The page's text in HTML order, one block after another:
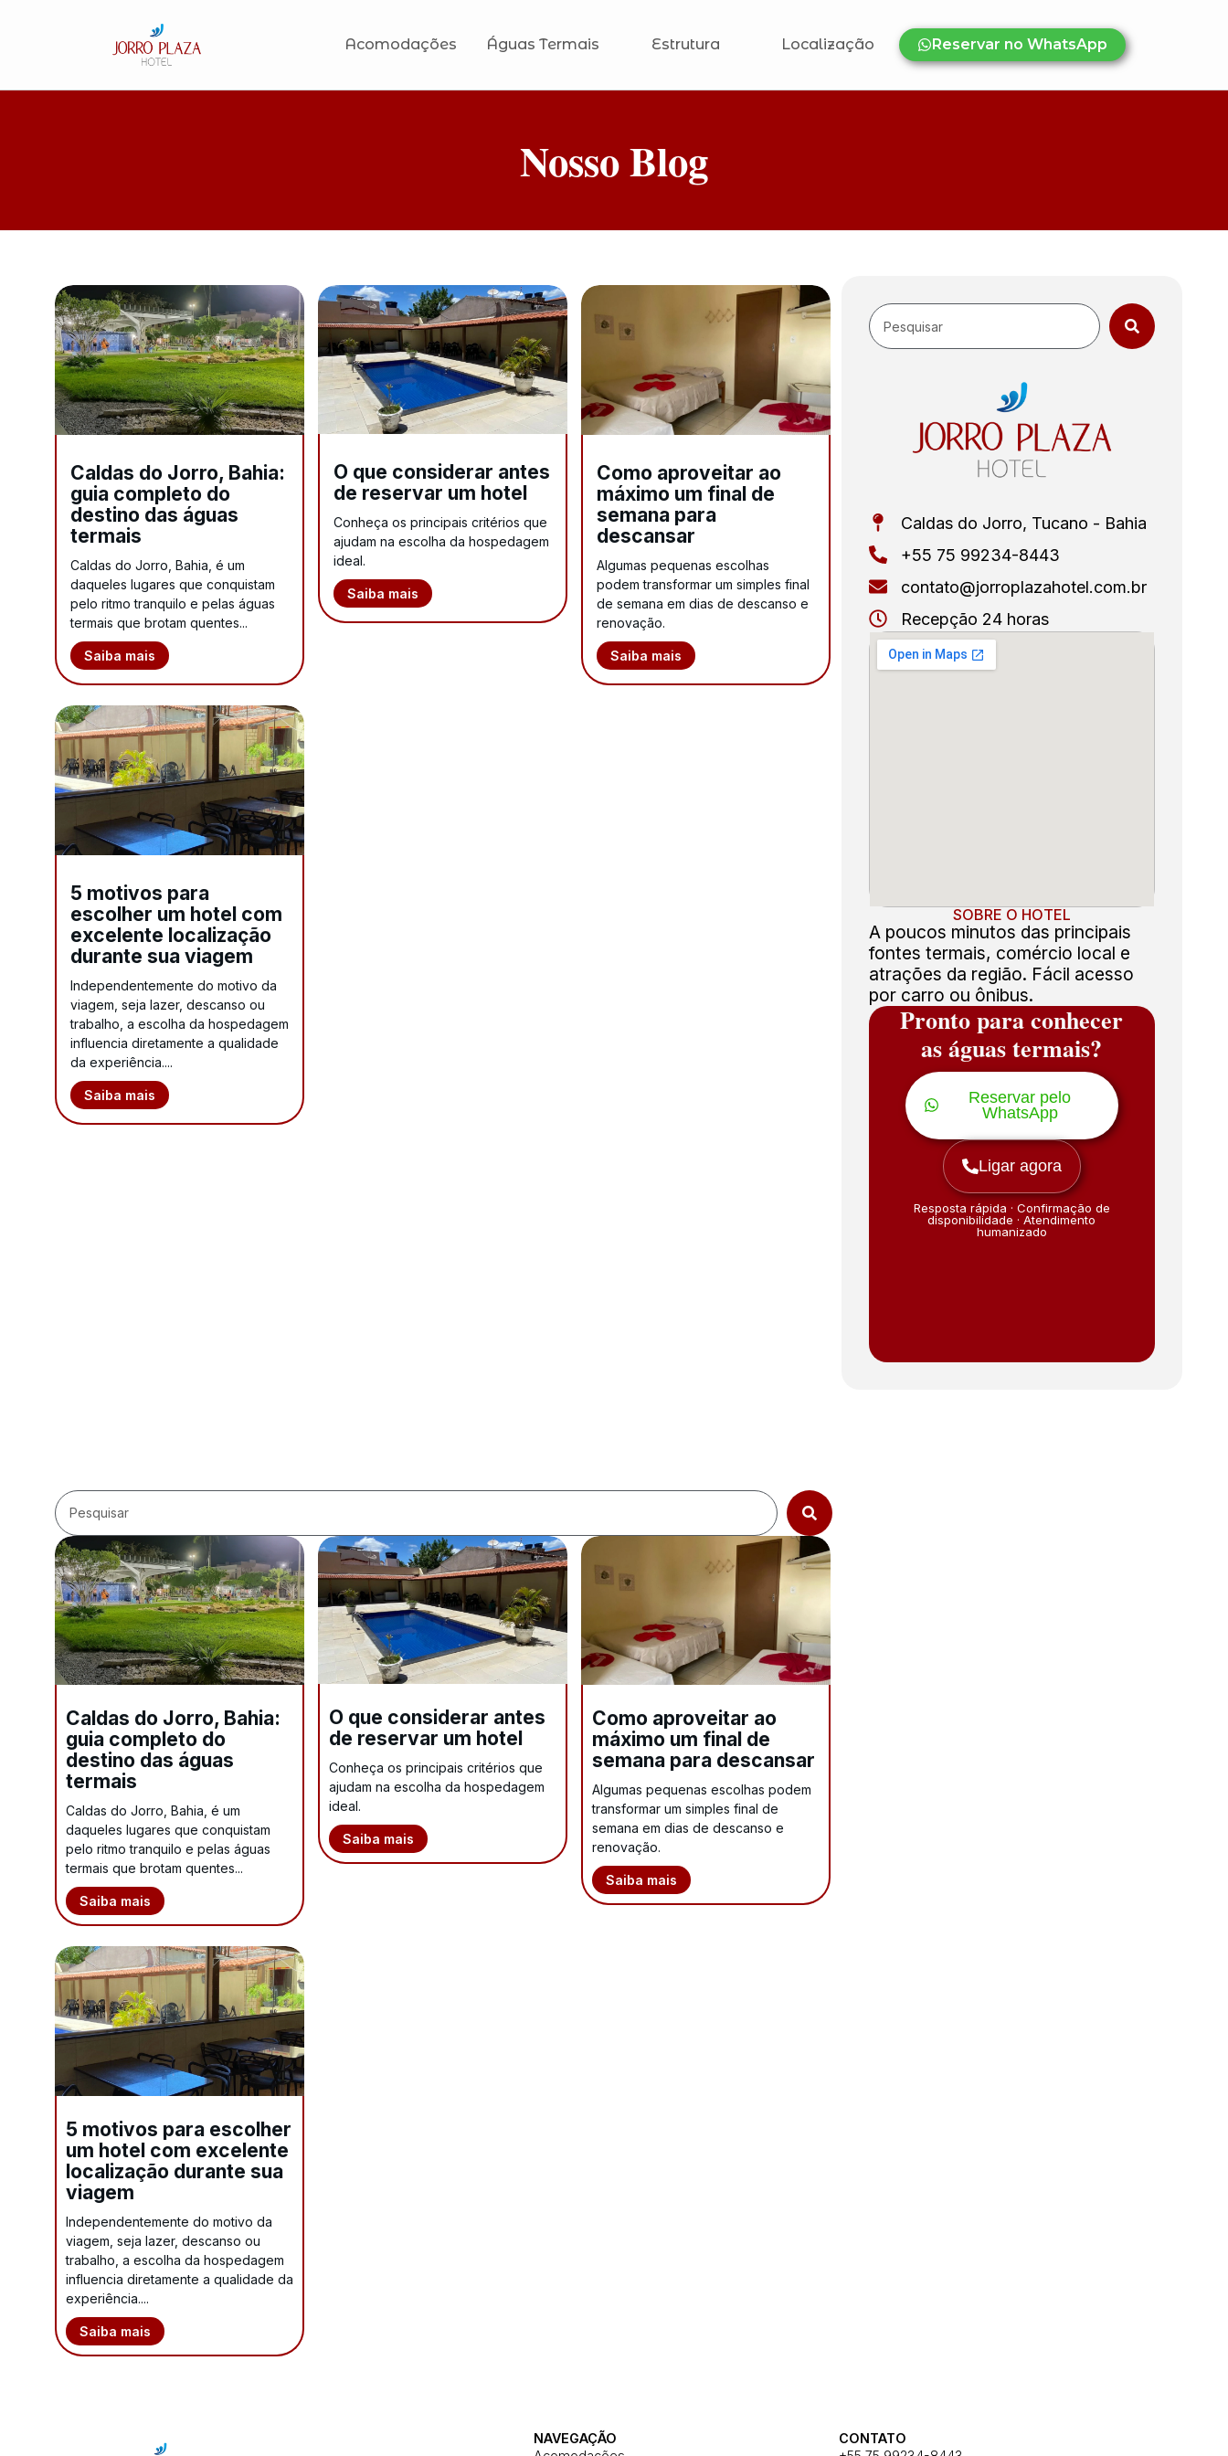
Acomodações Águas Termais Estrutura Localização Reservar no WhatsApp
Nosso Blog
Caldas do Jorro, Bahia:
guia completo do
destino das águas
termais
Caldas do Jorro, Bahia, é um
daqueles lugares que conquistam
pelo ritmo tranquilo e pelas águas
termais que brotam quentes...
Saiba mais
O que considerar antes
de reservar um hotel
Conheça os principais critérios que
ajudam na escolha da hospedagem
ideal.
Saiba mais
Como aproveitar ao
máximo um final de
semana para
descansar
Algumas pequenas escolhas
podem transformar um simples final
de semana em dias de descanso e
renovação.
Saiba mais
5 motivos para
escolher um hotel com
excelente localização
durante sua viagem
Independentemente do motivo da
viagem, seja lazer, descanso ou
trabalho, a escolha da hospedagem
influencia diretamente a qualidade
da experiência....
Saiba mais
Caldas do Jorro, Tucano - Bahia
+55 75 99234-8443
contato@jorroplazahotel.com.br
Recepção 24 horas
SOBRE O HOTEL
A poucos minutos das principais
fontes termais, comércio local e
atrações da região. Fácil acesso
por carro ou ônibus.
Pronto para conhecer
as águas termais?
Reservar pelo
WhatsApp
Ligar agora
Resposta rápida · Confirmação de
disponibilidade · Atendimento
humanizado
Caldas do Jorro, Bahia:
guia completo do
destino das águas
termais
Caldas do Jorro, Bahia, é um
daqueles lugares que conquistam
pelo ritmo tranquilo e pelas águas
termais que brotam quentes...
Saiba mais
O que considerar antes
de reservar um hotel
Conheça os principais critérios que
ajudam na escolha da hospedagem
ideal.
Saiba mais
Como aproveitar ao
máximo um final de
semana para descansar
Algumas pequenas escolhas podem
transformar um simples final de
semana em dias de descanso e
renovação.
Saiba mais
5 motivos para escolher
um hotel com excelente
localização durante sua
viagem
Independentemente do motivo da
viagem, seja lazer, descanso ou
trabalho, a escolha da hospedagem
influencia diretamente a qualidade da
experiência....
Saiba mais
NAVEGAÇÃO
CONTATO